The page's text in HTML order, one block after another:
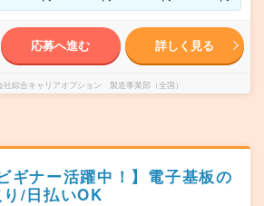
応募へ進む 詳しく見る
社綜合キャリアオプション 製造事業部（全国）
ギナー活躍中！】電子基板の
/日払いOK